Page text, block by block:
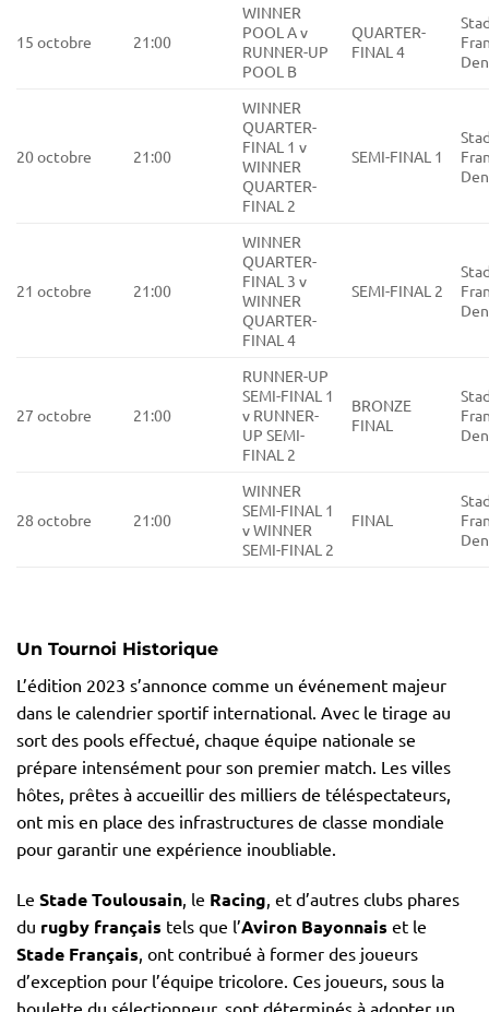
15 octobre 21:00
WINNER
POOL A v
RUNNER-UP
POOL B
QUARTER-
FINAL 4
20 octobre 21:00
WINNER
QUARTER-
FINAL 1 v
WINNER
QUARTER-
FINAL 2
SEMI-FINAL 1
21 octobre 21:00
WINNER
QUARTER-
FINAL 3 v
WINNER
QUARTER-
FINAL 4
SEMI-FINAL 2
27 octobre 21:00
RUNNER-UP
SEMI-FINAL 1
v RUNNER-
UP SEMI-
FINAL 2
BRONZE
FINAL
28 octobre 21:00
WINNER
SEMI-FINAL 1
v WINNER
SEMI-FINAL 2
FINAL
Un Tournoi Historique
L’édition 2023 s’annonce comme un événement majeur
dans le calendrier sportif international. Avec le tirage au
sort des pools effectué, chaque équipe nationale se
prépare intensément pour son premier match. Les villes
hôtes, prêtes à accueillir des milliers de téléspectateurs,
ont mis en place des infrastructures de classe mondiale
pour garantir une expérience inoubliable.
Le Stade Toulousain , le Racing , et d’autres clubs phares
du rugby français tels que l’Aviron Bayonnais et le
Stade Français , ont contribué à former des joueurs
d’exception pour l’équipe tricolore. Ces joueurs, sous la
houlette du sélectionneur, sont déterminés à adopter un